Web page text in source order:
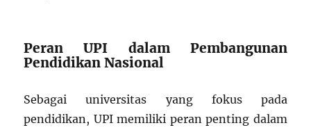
Peran UPI dalam Pembangunan
Pendidikan Nasional
Sebagai universitas yang fokus pada
pendidikan, UPI memiliki peran penting dalam